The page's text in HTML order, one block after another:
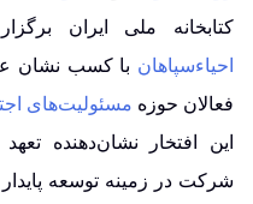
کتابخانه ملی ایران
احیاءسپاهان با کسب نشان
فعالان حوزه مسئولیت‌های
این افتخار نشان‌دهنده
شرکت در زمینه توسعه